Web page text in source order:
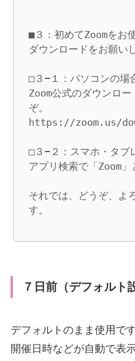
■３：初めてZoomをお
ダウンロードをお願い
□３−１：パソコンの場
Zoom公式のダウンロ
ぞ。
https://zoom.us/
□３−２：スマホ・タブ
アプリ検索で「Zoom」
それでは、どうぞ、よ
す。
７日前（デフォルト
デフォルトのまま使用で
開催日時などが自動で表